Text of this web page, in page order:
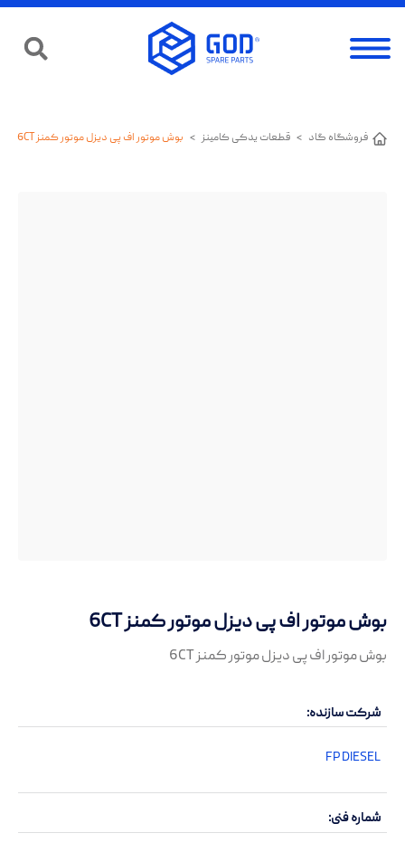
فروشگاه گاد > قطعات یدکی کامینز > بوش موتور اف پی دیزل موتور کمنز 6CT
بوش موتور اف پی دیزل موتور کمنز 6CT
بوش موتور اف پی دیزل موتور کمنز 6CT
شرکت سازنده
FP DIESEL
شماره فنی